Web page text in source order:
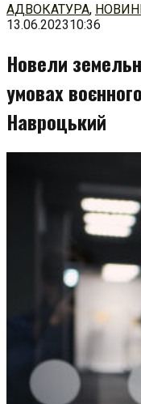
Перейти
до
АДВОКАТУРА,
13.06.202310:36
Новели
умовах
Навроцький